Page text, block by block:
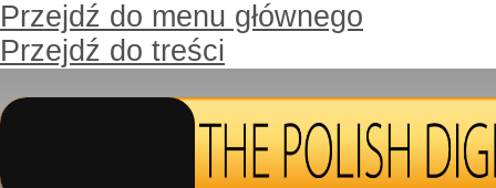
Przejdź do menu głównego
Przejdź do treści